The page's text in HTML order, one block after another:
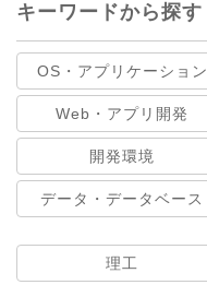
キーワードから探す
OS・アプリケーション
Web・アプリ開発
開発環境
データ・データベース
理工